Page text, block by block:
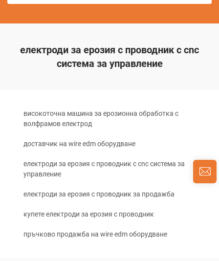
електроди за ерозия с проводник с cnc
система за управление
високоточна машина за ерозионна обработка с
волфрамов електрод
доставчик на wire edm оборудване
електроди за ерозия с проводник с cnc система за
управление
електроди за ерозия с проводник за продажба
купете електроди за ерозия с проводник
пръчково продажба на wire edm оборудване